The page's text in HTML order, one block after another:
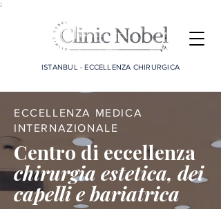
;
ISTANBUL - ECCELLENZA CHIRURGICA
ECCELLENZA MEDICA
INTERNAZIONALE
Centro di eccellenza
chirurgia estetica, dei
capelli e bariatrica